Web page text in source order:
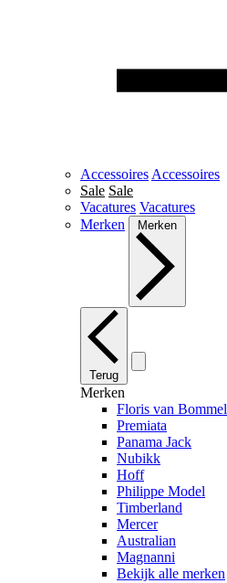
Accessoires Accessoires
Sale Sale
Vacatures Vacatures
Merken
Merken
Terug
Merken
Floris van Bommel
Premiata
Panama Jack
Nubikk
Hoff
Philippe Model
Timberland
Mercer
Australian
Magnanni
Bekijk alle merken